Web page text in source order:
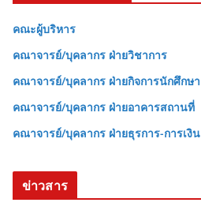
คณะผู้บริหาร
คณาจารย์/บุคลากร ฝ่ายวิชาการ
คณาจารย์/บุคลากร ฝ่ายกิจการนักศึกษา
คณาจารย์/บุคลากร ฝ่ายอาคารสถานที่
คณาจารย์/บุคลากร ฝ่ายธุรการ-การเงิน
ข่าวสาร